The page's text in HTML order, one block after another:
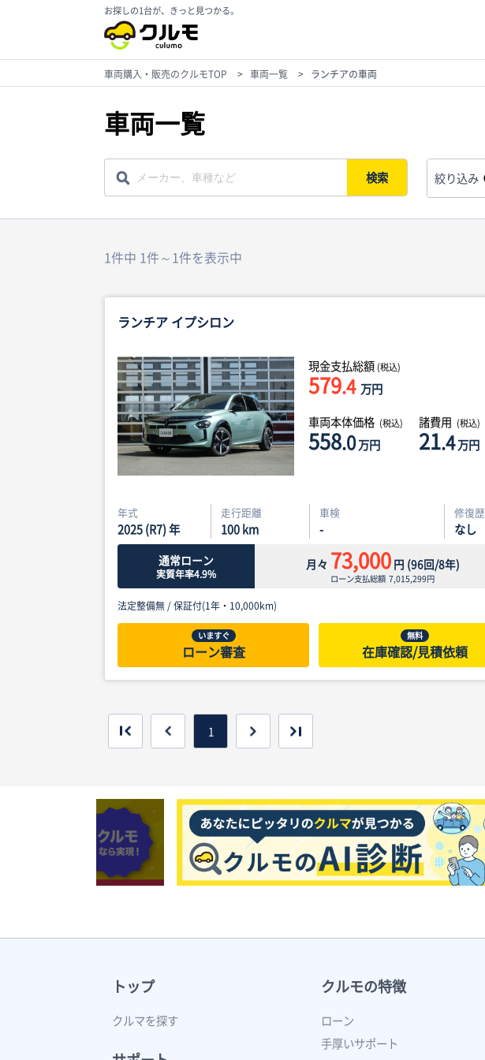
お探しの1台が、きっと見つかる。
車両購入・販売のクルモTOP > 車両一覧 > ランチアの車両
車両一覧
検索 絞り込み
1件中 1件～1件を表示中
ランチア イプシロン
現金支払総額 (税込)
579.4 万円
車両本体価格 (税込)
558.0万円
諸費用 (税込)
21.4万円
年式
2025 (R7) 年
走行距離
100km
車検
-
修復歴
なし
通常ローン
実質年率4.9%
月々 73,000円 (96回/8年)
ローン支払総額7,015,299円
法定整備無 /保証付(1年・10,000km)
いますぐ
ローン審査
無料
在庫確認/見積依頼
1
トップ
クルマを探す
クルモの特徴
ローン
手厚いサポート